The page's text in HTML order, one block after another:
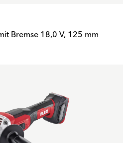
Bremse 18,0 V, 125 mm